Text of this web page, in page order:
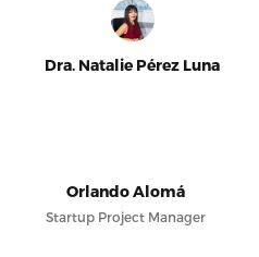
Dra. Natalie Pérez Luna
Orlando Alomá
Startup Project Manager